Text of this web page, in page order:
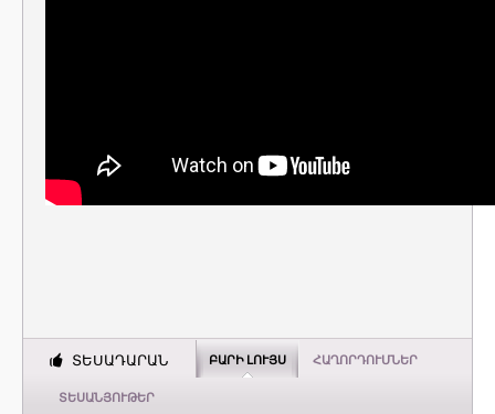
ՏԵՍԱԴԱՐԱՆ ԲԱՐԻ ԼՈՒՅՍ ՀԱՂՈՐԴՈՒՄՆԵՐ
ՏԵՍԱՆՅՈՒԹԵՐ